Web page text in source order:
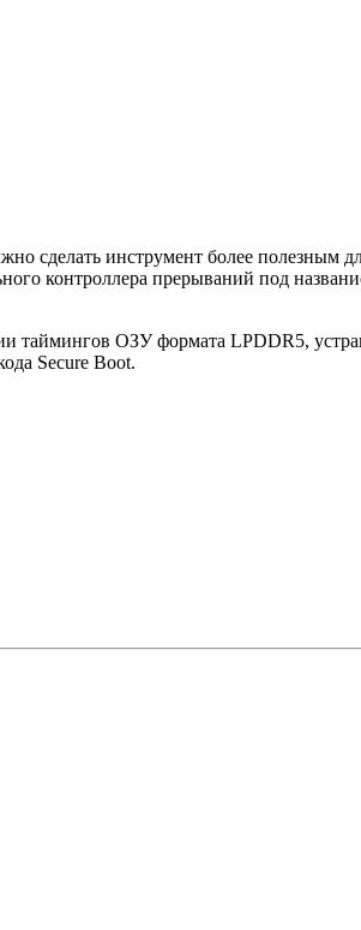
сделать инструмент более полезным
контроллера прерываний под
таймингов ОЗУ формата LPDDR5,
Secure Boot.